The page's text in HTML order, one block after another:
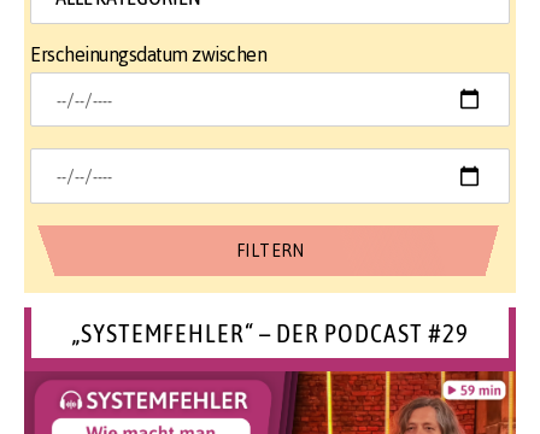
Erscheinungsdatum zwischen
„SYSTEMFEHLER“ – DER PODCAST #29